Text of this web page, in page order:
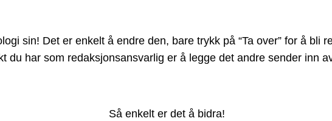
sin! Det er enkelt å endre den, bare trykk på “Ta over” for å bli
har som redaksjonsansvarlig er å legge det andre sender inn
Så enkelt er det å bidra!